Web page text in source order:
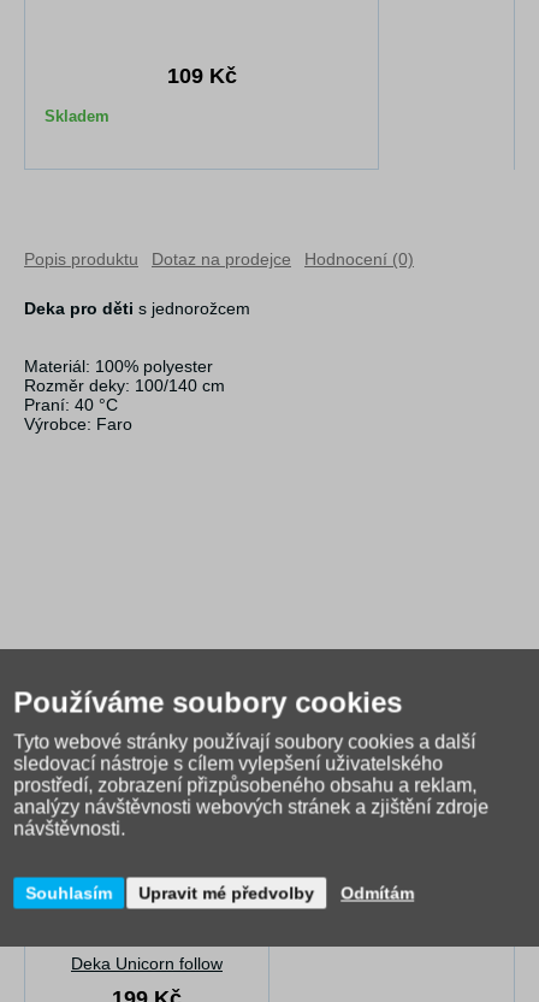
109 Kč
Skladem
Popis produktu Dotaz na prodejce Hodnocení (0)
Deka pro děti s jednorožcem
Materiál: 100% polyester
Rozměr deky: 100/140 cm
Praní: 40 °C
Výrobce: Faro
Deka Unicorn follow
Používáme soubory cookies
Tyto webové stránky používají soubory cookies a další
sledovací nástroje s cílem vylepšení uživatelského
prostředí, zobrazení přizpůsobeného obsahu a reklam,
analýzy návštěvnosti webových stránek a zjištění zdroje
návštěvnosti.
Souhlasím Upravit mé předvolby Odmítám